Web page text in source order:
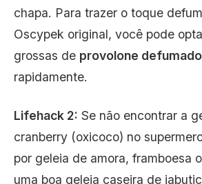
chapa. Para trazer o toque
Oscypek original, você pode
grossas de provolone defumado
rapidamente.
Lifehack 2: Se não encontrar a
cranberry (oxicoco) no
por geleia de amora, framboesa
uma boa geleia caseira de